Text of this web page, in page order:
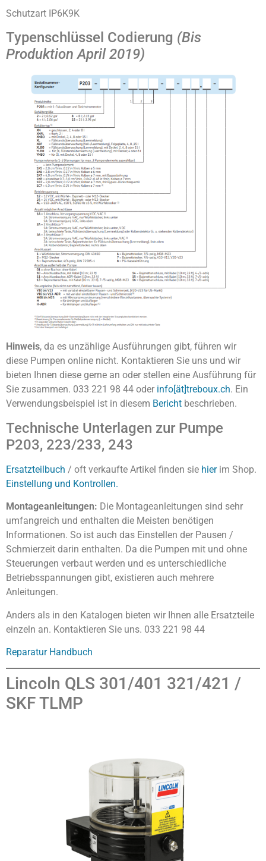
Schutzart IP6K9K
Typenschlüssel Codierung (Bis
Produktion April 2019)
Hinweis, da es unzählige Ausführungen gibt, führen wir
diese Pumpen online nicht. Kontaktieren Sie uns und wir
bieten Ihnen diese gerne an oder stellen eine Ausführung für
Sie zusammen. 033 221 98 44 oder info[ät]treboux.ch. Ein
Verwendungsbeispiel ist in diesem Bericht beschrieben.
Technische Unterlagen zur Pumpe
P203, 223/233, 243
Ersatzteilbuch / oft verkaufte Artikel finden sie hierim Shop.
Einstellung und Kontrollen.
Montageanleitungen: Die Montageanleitungen sind sehr
umfangreich und enthalten die Meisten benötigen
Informationen. So ist auch das Einstellen der Pausen /
Schmierzeit darin enthalten. Da die Pumpen mit und ohne
Steuerungen verbaut werden und es unterschiedliche
Betriebsspannungen gibt, existieren auch mehrere
Anleitungen.
Anders als in den Katalogen bieten wir Ihnen alle Ersatzteile
einzeln an. Kontaktieren Sie uns. 033 221 98 44
Reparatur Handbuch
Lincoln QLS 301/401 321/421 /
SKF TLMP